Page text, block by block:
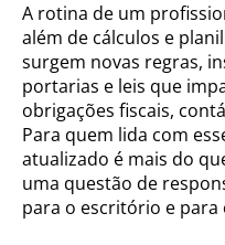
A rotina de um
além de cálculos e
surgem novas regras,
portarias e leis que
obrigações fiscais,
Para quem lida com
atualizado é mais do
uma questão de
para o escritório e para